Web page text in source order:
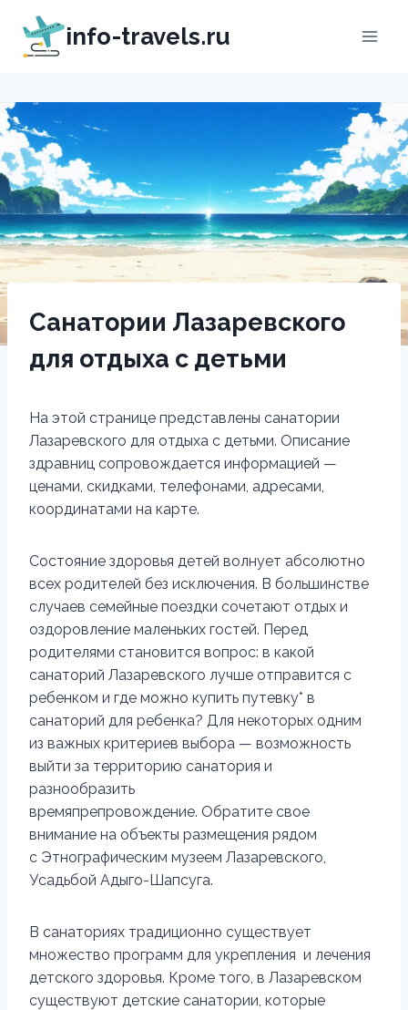
Перейти
содержимому
info-travels.ru
Санатории Лазаревского
для отдыха с детьми
На этой странице представлены санатории
Лазаревского для отдыха с детьми. Описание
здравниц сопровождается информацией —
ценами, скидками, телефонами, адресами,
координатами на карте.
Состояние здоровья детей волнует абсолютно
всех родителей без исключения. В большинстве
случаев семейные поездки сочетают отдых и
оздоровление маленьких гостей. Перед
родителями становится вопрос: в какой
санаторий Лазаревского лучше отправится с
ребенком и где можно купить путевку* в
санаторий для ребенка? Для некоторых одним
из важных критериев выбора — возможность
выйти за территорию санатория и
разнообразить
времяпрепровождение. Обратите свое
внимание на объекты размещения рядом
с Этнографическим музеем Лазаревского,
Усадьбой Адыго-Шапсуга.
В санаториях традиционно существует
множество программ для укрепления и лечения
детского здоровья. Кроме того, в Лазаревском
существуют детские санатории, которые